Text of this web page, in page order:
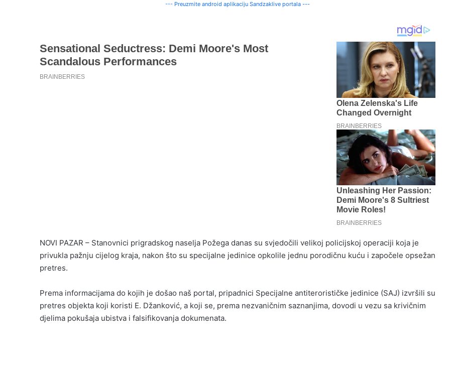
--- Preuzmite android aplikaciju Sandzaklive portala ---
NOVI PAZAR – Stanovnici prigradskog naselja Požega danas su svjedočili velikoj policijskoj operaciji koja je
privukla pažnju cijelog kraja, nakon što su specijalne jedinice opkolile jednu porodičnu kuću i započele opsežan
pretres.
Prema informacijama do kojih je došao naš portal, pripadnici Specijalne antiterorističke jedinice (SAJ) izvršili su
pretres objekta koji koristi E. Džanković, a koji se, prema nezvaničnim saznanjima, dovodi u vezu sa krivičnim
djelima pokušaja ubistva i falsifikovanja dokumenata.